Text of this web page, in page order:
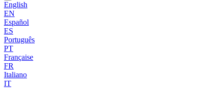
English
EN
Español
ES
Português
PT
Française
FR
Italiano
IT